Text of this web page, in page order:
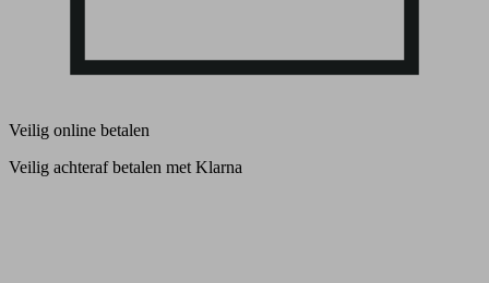
Veilig online betalen
Veilig achteraf betalen met Klarna